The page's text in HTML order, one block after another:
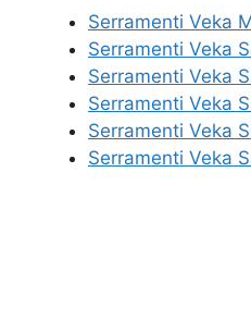
Serramenti Veka
Serramenti Veka
Serramenti Veka
Serramenti Veka
Serramenti Veka
Serramenti Veka